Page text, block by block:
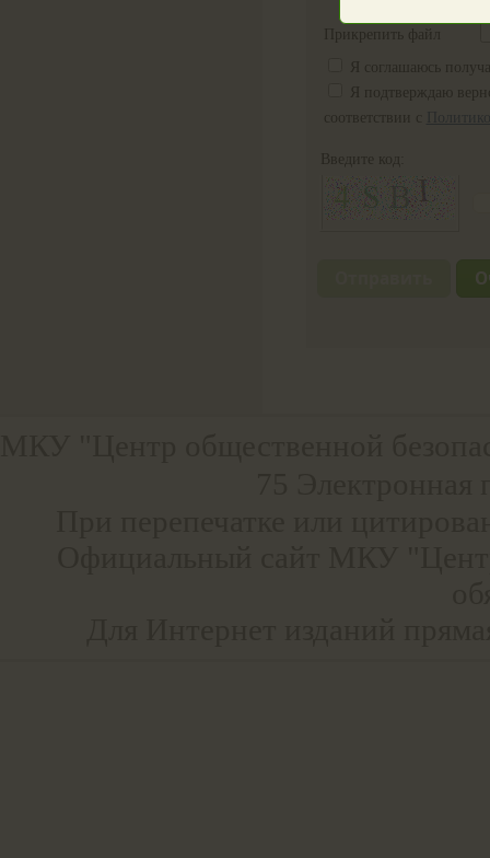
Прикрепить файл
Я соглашаюсь
Я подтверждаю
соответствии с
Введите код: